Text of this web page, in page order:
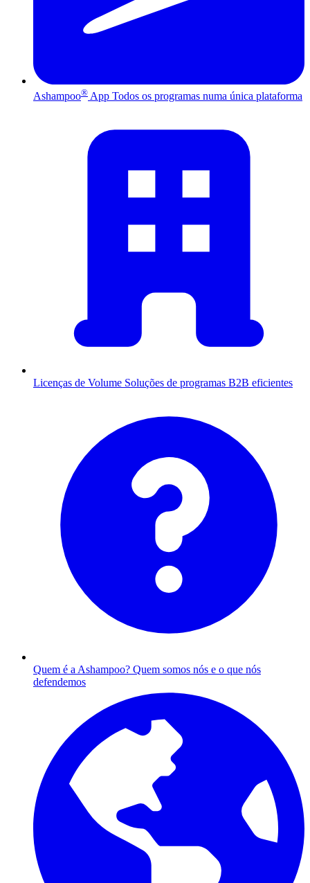
Ashampoo® App Todos os programas numa única plataforma
Licenças de Volume Soluções de programas B2B eficientes
Quem é a Ashampoo? Quem somos nós e o que nós
defendemos